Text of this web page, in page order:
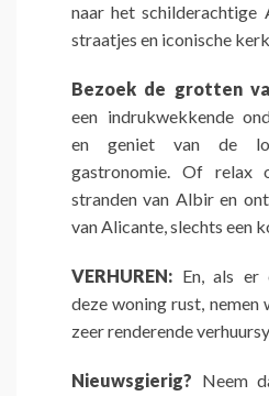
naar het
straatjes en iconische
Bezoek de grotten
een indrukwekkende
en geniet van de
gastronomie. Of relax
stranden van Albir en
van Alicante, slechts een
VERHUREN: En, als er
deze woning rust, nemen
zeer renderende
Nieuwsgierig? Neem